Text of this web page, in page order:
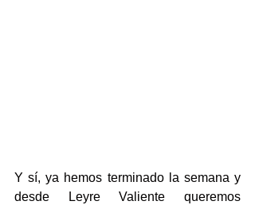
Y sí, ya hemos terminado la semana y
desde Leyre Valiente queremos